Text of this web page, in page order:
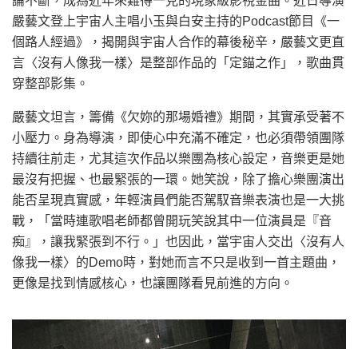
嚴藝文登上宇宙人主唱小玉與白安主持的Podcast節目《一
個路人經過》，揭開與宇宙人合作的幕後秘辛，嚴藝文更直
言〈沒有人像我一樣〉是整部作品的「定錨之作」，歌曲貫
穿整部影集。
嚴藝文坦言，籌備《欠妳的那場婚禮》期間，其實承受著不
小壓力。身為導演，即使心中充滿不確定，也必須帶領團隊
持續往前走，尤其這次作品以樂團為核心設定，音樂更是她
最沒有把握、也最緊張的一環。她笑說，除了擔心樂團演出
能否呈現真實感，年輕演員們能否駕馭音樂表演也是一大挑
戰，「當時連歌唱老師都曾開玩笑說其中一位演員是『音
痴』，讓我緊張到不行。」也因此，當宇宙人交出〈沒有人
像我一樣〉的Demo時，對她而言不只是收到一首主題曲，
更像是找到情感核心，也讓團隊看見前進的方向。